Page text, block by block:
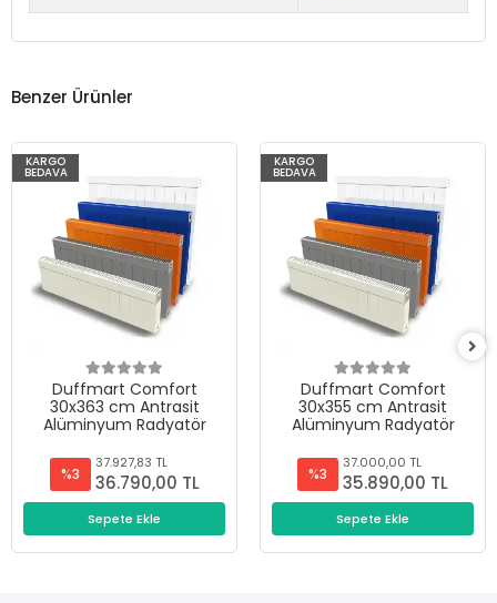
Benzer Ürünler
KARGO
BEDAVA
Duffmart Comfort
30x363 cm Antrasit
Alüminyum Radyatör
%3
37.927,83 TL
36.790,00 TL
Sepete Ekle
KARGO
BEDAVA
Duffmart Comfort
30x355 cm Antrasit
Alüminyum Radyatör
%3
37.000,00 TL
35.890,00 TL
Sepete Ekle